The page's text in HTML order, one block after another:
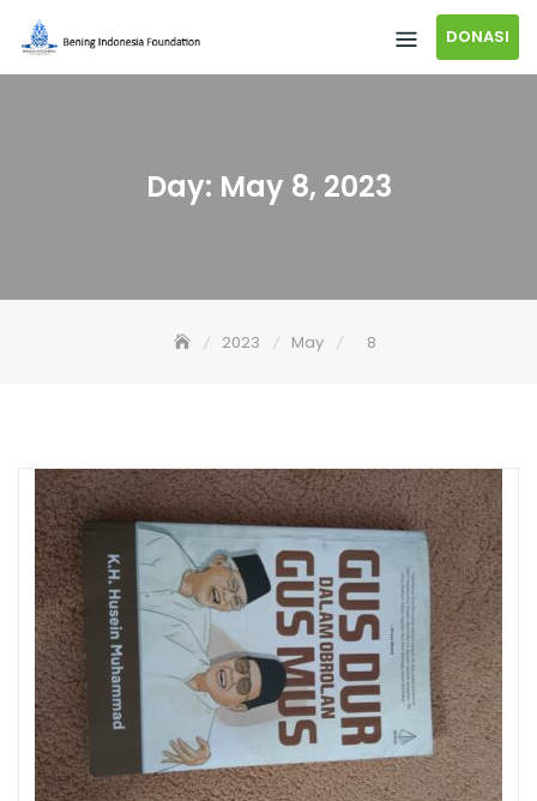
DONASI
Day: May 8, 2023
2023 May 8